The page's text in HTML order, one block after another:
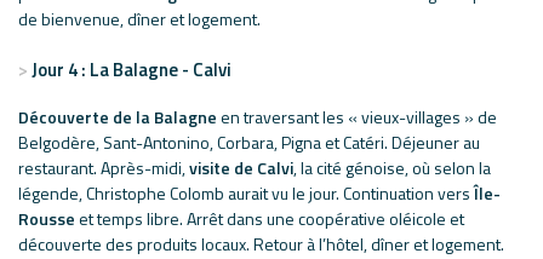
de bienvenue, dîner et logement.
Jour 4 : La Balagne - Calvi
Découverte de la Balagneen traversant les « vieux-villages » de
Belgodère, Sant-Antonino, Corbara, Pigna et Catéri. Déjeuner au
restaurant. Après-midi,visite de Calvi, la cité génoise, où selon la
légende, Christophe Colomb aurait vu le jour. Continuation versÎle-
Rousseet temps libre. Arrêt dans une coopérative oléicole et
découverte des produits locaux. Retour à l’hôtel, dîner et logement.